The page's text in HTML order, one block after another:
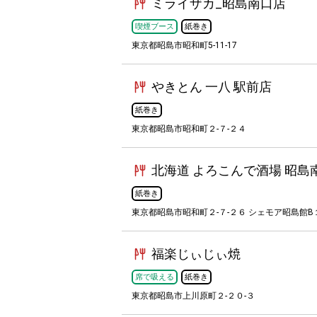
ミライザカ_昭島南口店
喫煙ブース 紙巻き
東京都昭島市昭和町5-11-17
やきとん 一八 駅前店
紙巻き
東京都昭島市昭和町２-７-２４
北海道 よろこんで酒場 昭島
紙巻き
東京都昭島市昭和町２-７-２６ シェモア昭島館B
福楽じぃじぃ焼
席で吸える 紙巻き
東京都昭島市上川原町２-２０-３